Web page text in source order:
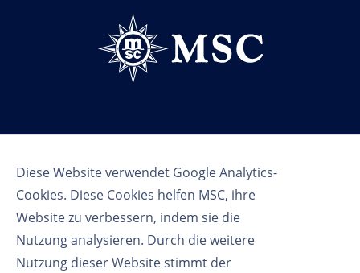
Diese Website verwendet Google Analytics-
Cookies. Diese Cookies helfen MSC, ihre
Website zu verbessern, indem sie die
Nutzung analysieren. Durch die weitere
Nutzung dieser Website stimmt der
Follow us